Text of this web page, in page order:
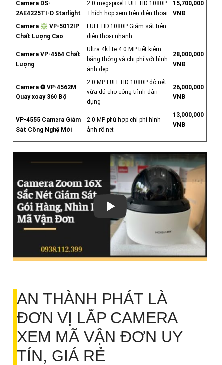
Camera DS-
2AE4225TI-D Starlight
2.0 megapixel FULL HD 1080P
Thích hợp xem trên điện thoại
15,700,000
VNĐ
Camera ❇ VP-5012IP
Chất Lượng Cao
FULL HD 1080P Giám sát trên
điện thoại nhanh
Camera VP-4564 Chất
Lượng
Ultra 4k lite 4.0 MP tiết kiệm
băng thông và chi phí với hình
ảnh đẹp
28,000,000
VNĐ
Camera ❂ VP-4562M
Quay xoay 360 Độ
2.0 MP FULL HD 1080P độ nét
vừa đủ cho công trình dân
dụng
26,000,000
VNĐ
VP-4555 Camera Giám
Sát Công Nghệ Mới
2.0 MP phù hợp chi phí hình
ảnh rõ nét
13,000,000
VNĐ
AN THÀNH PHÁT LÀ
ĐƠN VỊ LẮP CAMERA
XEM MÃ VẬN ĐƠN UY
TÍN, GIÁ RẺ